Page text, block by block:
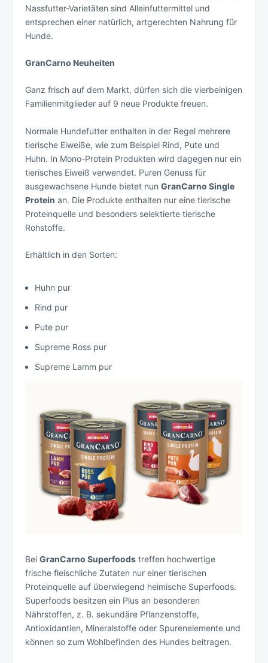
Nassfutter-Varietäten sind Alleinfuttermittel und
entsprechen einer natürlich, artgerechten Nahrung für
Hunde.
GranCarno Neuheiten
Ganz frisch auf dem Markt, dürfen sich die vierbeinigen
Familienmitglieder auf 9 neue Produkte freuen.
Normale Hundefutter enthalten in der Regel mehrere
tierische Eiweiße, wie zum Beispiel Rind, Pute und
Huhn. In Mono-Protein Produkten wird dagegen nur ein
tierisches Eiweiß verwendet. Puren Genuss für
ausgewachsene Hunde bietet nunGranCarno Single
Protein an. Die Produkte enthalten nur eine tierische
Proteinquelle und besonders selektierte tierische
Rohstoffe.
Erhältlich in den Sorten:
Huhn pur
Rind pur
Pute pur
Supreme Ross pur
Supreme Lamm pur
BeiGranCarno Superfoods treffen hochwertige
frische fleischliche Zutaten nur einer tierischen
Proteinquelle auf überwiegend heimische Superfoods.
Superfoods besitzen ein Plus an besonderen
Nährstoffen, z. B. sekundäre Pflanzenstoffe,
Antioxidantien, Mineralstoffe oder Spurenelemente und
können so zum Wohlbefinden des Hundes beitragen.